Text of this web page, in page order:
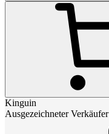
Kinguin
Ausgezeichneter Verkäufer